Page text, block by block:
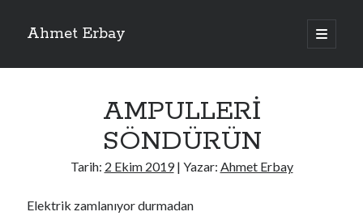
Ahmet Erbay
ana
menüyü
Yan
ELİF BENİ BIRAKMA
AĞLAMAYIN BOŞUNA
YALAN DEMEM HARAM YEMEM
AMPULLERİ
SÖNDÜRÜN
Tarih: 2 Ekim 2019| Yazar: Ahmet Erbay
Elektrik zamlanıyor durmadan